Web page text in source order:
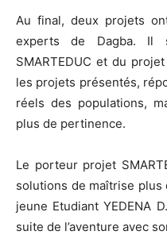
Au final, deux projets
experts de Dagba. Il
SMARTEDUC et du
les projets présentés,
réels des populations,
plus de pertinence.
Le porteur projet
solutions de maîtrise plus
jeune Etudiant YEDENA
suite de l’aventure avec